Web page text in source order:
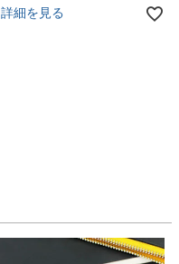
詳細を見る